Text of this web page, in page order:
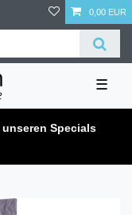
0,00 EUR
☰
Specials